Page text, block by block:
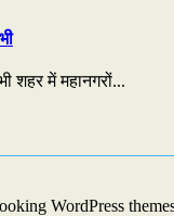
शहर में महानगरों...
WordPress